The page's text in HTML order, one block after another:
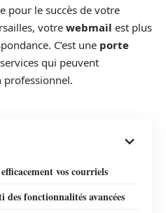
pour le succès de votre
votre webmail est plus
C’est une porte
qui peuvent
vos courriels
fonctionnalités avancées